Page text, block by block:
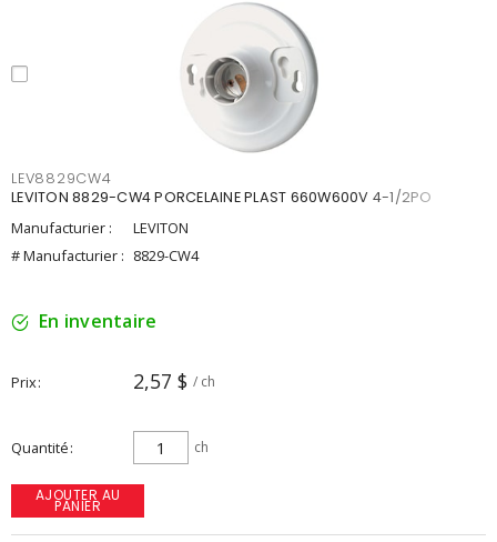
LEV8829CW4
LEVITON 8829-CW4 PORCELAINE PLAST 660W600V 4-1/2PO
Manufacturier :
LEVITON
# Manufacturier : 8829-CW4
En inventaire
Prix 2,57 $ / ch
Quantité ch
AJOUTER AU
PANIER